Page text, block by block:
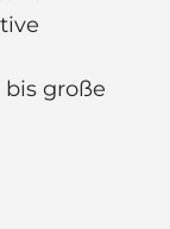
große